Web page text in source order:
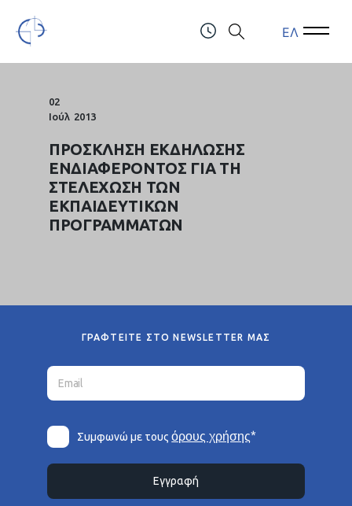
Open Menu ΕΛ Open
02
Ιούλ 2013
ΠΡΟΣΚΛΗΣΗ ΕΚΔΗΛΩΣΗΣ
ΕΝΔΙΑΦΕΡΟΝΤΟΣ ΓΙΑ ΤΗ
ΣΤΕΛΕΧΩΣΗ ΤΩΝ
ΕΚΠΑΙΔΕΥΤΙΚΩΝ
ΠΡΟΓΡΑΜΜΑΤΩΝ
ΓΡΑΦΤΕΙΤΕ ΣΤΟ NEWSLETTER ΜΑΣ
Συμφωνώ με τουςόρους χρήσης*
Εγγραφή